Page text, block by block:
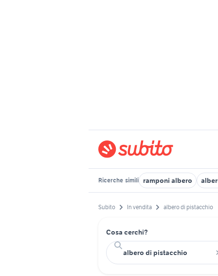
Ricerche simili ramponi albero
Subito In vendita albero di pistacchio
Cosa cerchi?